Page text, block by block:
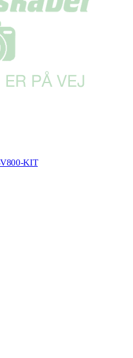
KIT